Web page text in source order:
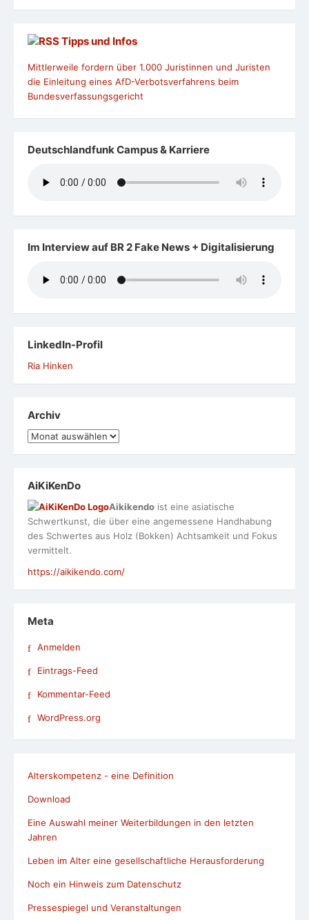
Tipps und Infos
Mittlerweile fordern über 1.000 Juristinnen und Juristen
die Einleitung eines AfD-Verbotsverfahrens beim
Bundesverfassungsgericht
Deutschlandfunk Campus & Karriere
Im Interview auf BR 2 Fake News + Digitalisierung
LinkedIn-Profil
Ria Hinken
Archiv
Archiv
AiKiKenDo
Aikikendo ist eine asiatische
Schwertkunst, die über eine angemessene Handhabung
des Schwertes aus Holz (Bokken) Achtsamkeit und Fokus
vermittelt.
https://aikikendo.com/
Meta
Anmelden
Eintrags-Feed
Kommentar-Feed
WordPress.org
Alterskompetenz - eine Definition
Download
Eine Auswahl meiner Weiterbildungen in den letzten
Jahren
Leben im Alter eine gesellschaftliche Herausforderung
Noch ein Hinweis zum Datenschutz
Pressespiegel und Veranstaltungen